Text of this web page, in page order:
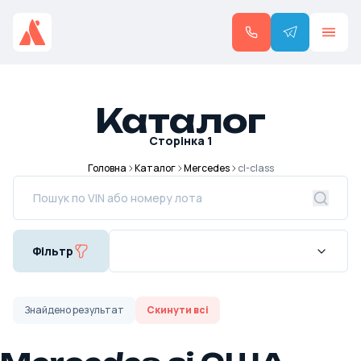
Каталог
Сторінка 1
Головна Каталог Mercedes cl-class
Фільтр
Знайденорезультат Скинути всі